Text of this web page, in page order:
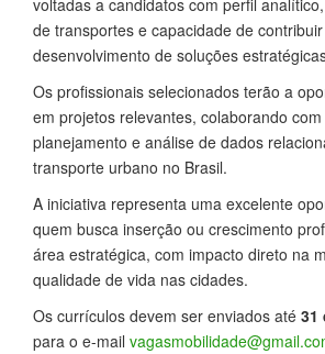
voltadas a candidatos com perfil
de transportes e capacidade de
desenvolvimento de soluções
Os profissionais selecionados terão a
em projetos relevantes, colaborando
planejamento e análise de dados
transporte urbano no Brasil.
A iniciativa representa uma excelente
quem busca inserção ou crescimento
área estratégica, com impacto direto na
qualidade de vida nas cidades.
Os currículos devem ser enviados até 31
para o e-mail